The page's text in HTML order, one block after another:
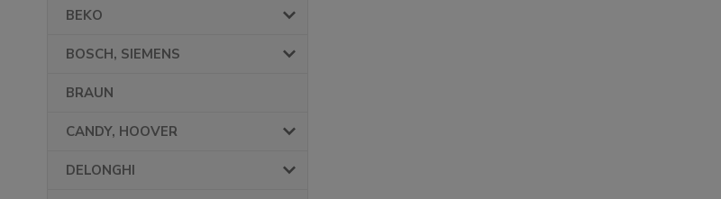
BEKO
BOSCH, SIEMENS
BRAUN
CANDY, HOOVER
DELONGHI